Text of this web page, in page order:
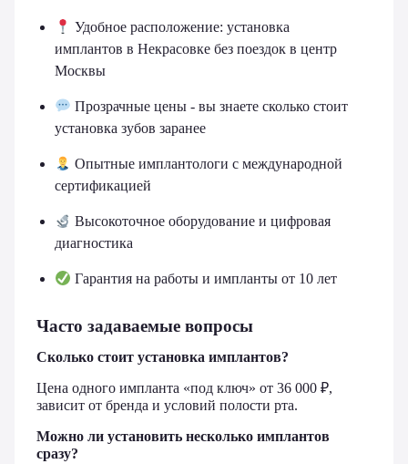
Удобное расположение: установка
имплантов в Некрасовке без поездок в центр
Москвы
Прозрачные цены - вы знаете сколько стоит
установка зубов заранее
Опытные имплантологи с международной
сертификацией
Высокоточное оборудование и цифровая
диагностика
Гарантия на работы и импланты от 10 лет
Часто задаваемые вопросы
Сколько стоит установка имплантов?
Цена одного импланта «под ключ» от 36 000 ₽,
зависит от бренда и условий полости рта.
Можно ли установить несколько имплантов
сразу?